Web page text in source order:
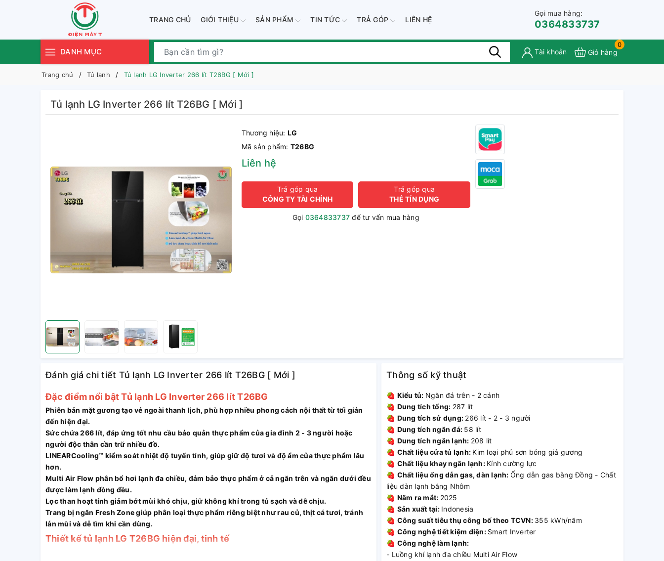
TRANG CHỦ GIỚI THIỆU SẢN PHẨM TIN TỨC TRẢ GÓP LIÊN HỆ
Gọi mua hàng:
0364833737
DANH MỤC Tài khoản
0
Giỏ hàng
Trang chủ Tủ lạnh Tủ lạnh LG Inverter 266 lít T26BG [ Mới ]
Tủ lạnh LG Inverter 266 lít T26BG [ Mới ]
Thương hiệu: LG
Mã sản phẩm: T26BG
Liên hệ
Trả góp qua
CÔNG TY TÀI CHÍNH
Trả góp qua
THẺ TÍN DỤNG
Gọi 0364833737 để tư vấn mua hàng
Đánh giá chi tiết Tủ lạnh LG Inverter 266 lít T26BG [ Mới ]
Đặc điểm nổi bật Tủ lạnh LG Inverter 266 lít T26BG
Phiên bản mặt gương tạo vẻ ngoài thanh lịch, phù hợp nhiều phong cách nội thất từ tối giản
đến hiện đại.
Sức chứa 266 lít, đáp ứng tốt nhu cầu bảo quản thực phẩm của gia đình 2 - 3 người hoặc
người độc thân cần trữ nhiều đồ.
LINEARCooling™ kiểm soát nhiệt độ tuyến tính, giúp giữ độ tươi và độ ẩm của thực phẩm lâu
hơn.
Multi Air Flow phân bổ hơi lạnh đa chiều, đảm bảo thực phẩm ở cả ngăn trên và ngăn dưới đều
được làm lạnh đồng đều.
Lọc than hoạt tính giảm bớt mùi khó chịu, giữ không khí trong tủ sạch và dễ chịu.
Trang bị ngăn Fresh Zone giúp phân loại thực phẩm riêng biệt như rau củ, thịt cá tươi, tránh
lẫn mùi và dễ tìm khi cần dùng.
Thiết kế tủ lạnh LG T26BG hiện đại, tinh tế
Thông số kỹ thuật
🍓 Kiểu tủ: Ngăn đá trên - 2 cánh
🍓 Dung tích tổng: 287 lít
🍓 Dung tích sử dụng: 266 lít - 2 - 3 người
🍓 Dung tích ngăn đá: 58 lít
🍓 Dung tích ngăn lạnh: 208 lít
🍓 Chất liệu cửa tủ lạnh: Kim loại phủ sơn bóng giả gương
🍓 Chất liệu khay ngăn lạnh: Kính cường lực
🍓 Chất liệu ống dẫn gas, dàn lạnh: Ống dẫn gas bằng Đồng - Chất
liệu dàn lạnh bằng Nhôm
🍓 Năm ra mắt: 2025
🍓 Sản xuất tại: Indonesia
🍓 Công suất tiêu thụ công bố theo TCVN: 355 kWh/năm
🍓 Công nghệ tiết kiệm điện: Smart Inverter
🍓 Công nghệ làm lạnh:
- Luồng khí lạnh đa chiều Multi Air Flow